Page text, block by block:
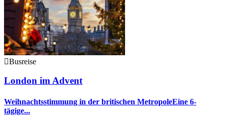
Busreise
London im Advent
Weihnachtsstimmung in der britischen MetropoleEine 6-
tägige...